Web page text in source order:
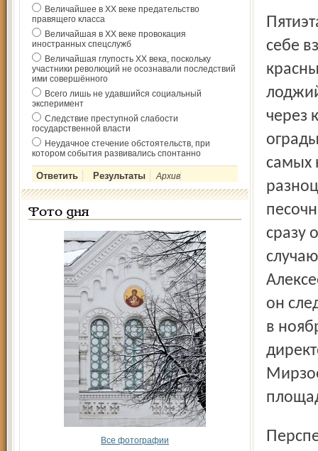
Величайшее в ХХ веке предательство
правящего класса
Величайшая в ХХ веке провокация
иностранных спецслужб
Величайшая глупость ХХ века, поскольку
участники революций не осознавали последствий
ими совершённого
Всего лишь не удавшийся социальный
эксперимент
Следствие преступной слабости
государственной власти
Неудачное стечение обстоятельств, при
котором события развивались спонтанно
Архив
Фото дня
Все фотографии
Пятиэтажный дом на улице Коммунаров притягивает к
себе
через
самых
сразу
он
в
Перспектива будущего виделась тогда только в красочном